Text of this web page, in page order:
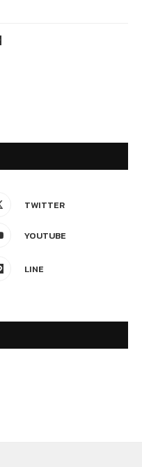
TWITTER
YOUTUBE
LINE